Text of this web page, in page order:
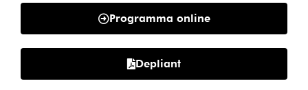
Programma online
Depliant